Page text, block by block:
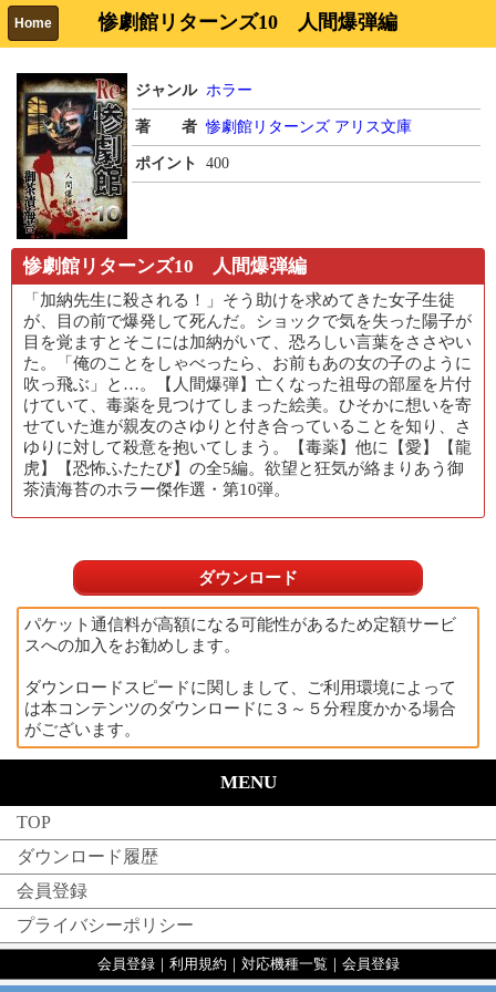
Home 惨劇館リターンズ10 人間爆弾編
ジャンル ホラー
著 者 惨劇館リターンズ アリス文庫
ポイント 400
惨劇館リターンズ10 人間爆弾編
「加納先生に殺される！」そう助けを求めてきた女子生徒
が、目の前で爆発して死んだ。ショックで気を失った陽子が
目を覚ますとそこには加納がいて、恐ろしい言葉をささやい
た。「俺のことをしゃべったら、お前もあの女の子のように
吹っ飛ぶ」と…。【人間爆弾】亡くなった祖母の部屋を片付
けていて、毒薬を見つけてしまった絵美。ひそかに想いを寄
せていた進が親友のさゆりと付き合っていることを知り、さ
ゆりに対して殺意を抱いてしまう。【毒薬】他に【愛】【龍
虎】【恐怖ふたたび】の全5編。欲望と狂気が絡まりあう御
茶漬海苔のホラー傑作選・第10弾。
ダウンロード
パケット通信料が高額になる可能性があるため定額サービ
スへの加入をお勧めします。
ダウンロードスピードに関しまして、ご利用環境によって
は本コンテンツのダウンロードに３～５分程度かかる場合
がございます。
MENU
TOP
ダウンロード履歴
会員登録
プライバシーポリシー
会員登録｜ 利用規約 ｜ 対応機種一覧 ｜ 会員登録